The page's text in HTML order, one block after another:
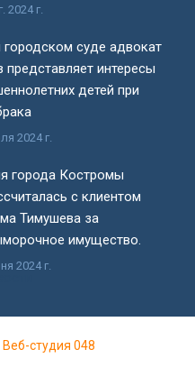
2024 г.
суде адвокат
интересы
детей при
2024 г.
города Костромы
с клиентом
Тимушева за
имущество.
2024 г.
Веб-студия 048